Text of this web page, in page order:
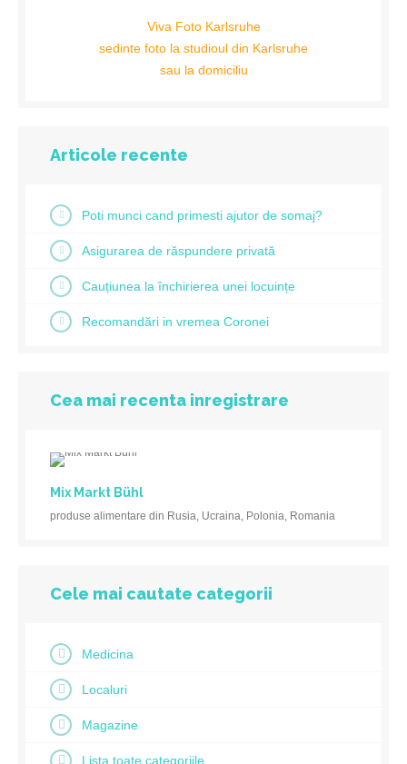
Viva Foto Karlsruhe
sedinte foto la studioul din Karlsruhe
sau la domiciliu
Articole recente
Poti munci cand primesti ajutor de somaj?
Asigurarea de răspundere privată
Cauțiunea la închirierea unei locuințe
Recomandări in vremea Coronei
Cea mai recenta inregistrare
Mix Markt Bühl
produse alimentare din Rusia, Ucraina, Polonia, Romania
Cele mai cautate categorii
Medicina
Localuri
Magazine
Lista toate categoriile